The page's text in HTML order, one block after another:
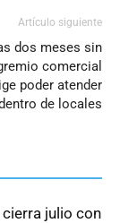
Artículo siguiente
dos meses sin
comercial
poder atender
de locales
julio con